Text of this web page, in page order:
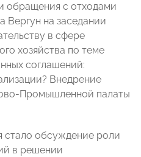
обращения с отходами
на заседании
в сфере
хозяйства по теме
соглашений:
Внедрение
Промышленной палаты
стало обсуждение роли
в решении